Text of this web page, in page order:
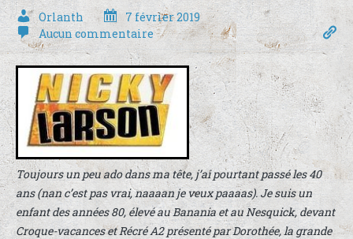
Orlanth
7 février 2019
Aucun commentaire
Toujours un peu ado dans ma tête, j’ai pourtant passé les 40
ans (nan c’est pas vrai, naaaan je veux paaaas). Je suis un
enfant des années 80, élevé au Banania et au Nesquick, devant
Croque-vacances et Récré A2 présenté par Dorothée, la grande